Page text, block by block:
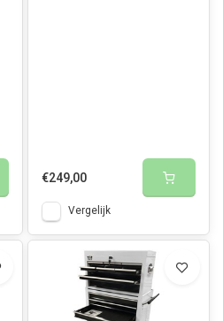
€249,00
Vergelijk